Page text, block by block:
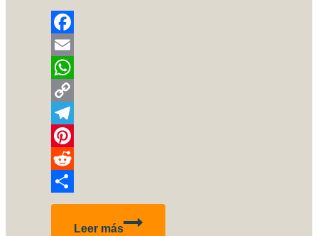
Facebook
Email
WhatsApp
Copy
Link
Telegram
Pinterest
Reddit
Compartir
Leer más
Inbox